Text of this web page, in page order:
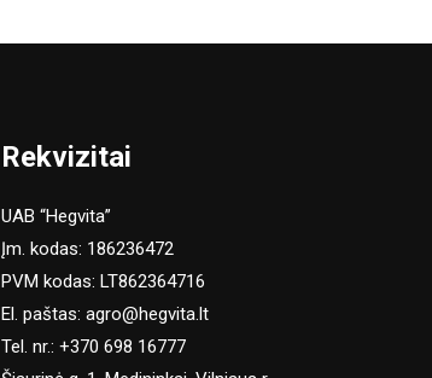
Rekvizitai
UAB “Hegvita”
Įm. kodas: 186236472
PVM kodas: LT862364716
El. paštas: agro@hegvita.lt
Tel. nr.: +370 698 16777